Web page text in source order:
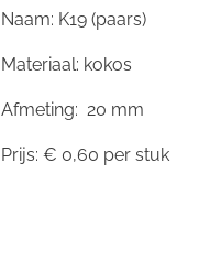
Naam: K19 (paars)
Materiaal: kokos
Afmeting: 20 mm
Prijs: € 0,60 per stuk